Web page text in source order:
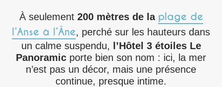
À seulement 200 mètres de la plage de
l’Anse à l’Âne, perché sur les hauteurs dans
un calme suspendu,
l’Hôtel 3 étoiles Le
Panoramic porte bien son nom : ici, la mer
n’est pas un décor, mais une présence
continue, presque intime.